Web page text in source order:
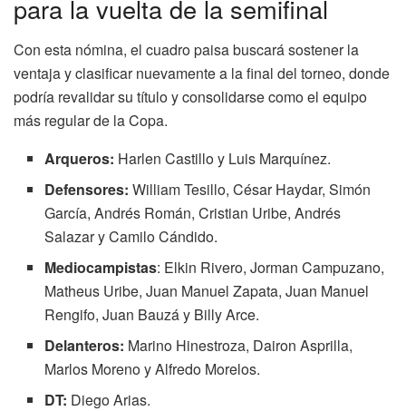
para la vuelta de la semifinal
Con esta nómina, el cuadro paisa buscará sostener la
ventaja y clasificar nuevamente a la final del torneo, donde
podría revalidar su título y consolidarse como el equipo
más regular de la Copa.
Arqueros: Harlen Castillo y Luis Marquínez.
Defensores: William Tesillo, César Haydar, Simón
García, Andrés Román, Cristian Uribe, Andrés
Salazar y Camilo Cándido.
Mediocampistas: Elkin Rivero, Jorman Campuzano,
Matheus Uribe, Juan Manuel Zapata, Juan Manuel
Rengifo, Juan Bauzá y Billy Arce.
Delanteros: Marino Hinestroza, Dairon Asprilla,
Marlos Moreno y Alfredo Morelos.
DT: Diego Arias.